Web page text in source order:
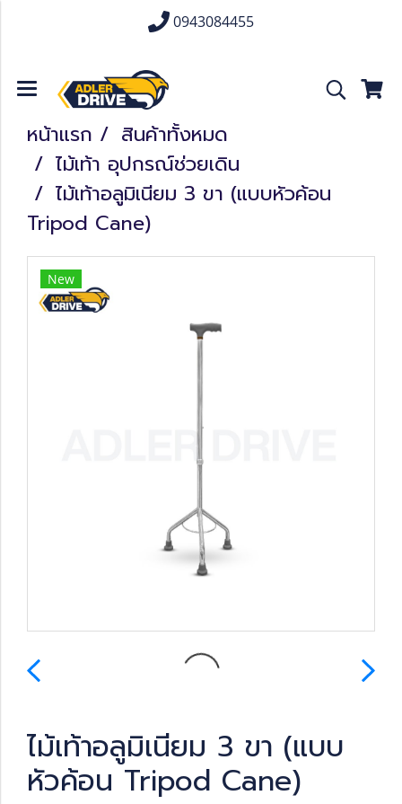
0943084455
หน้าแรก
สินค้าทั้งหมด
ไม้เท้า อุปกรณ์ช่วยเดิน
ไม้เท้าอลูมิเนียม 3 ขา (แบบหัวค้อน
Tripod Cane)
New
ไม้เท้าอลูมิเนียม 3 ขา (แบบ
หัวค้อน Tripod Cane)